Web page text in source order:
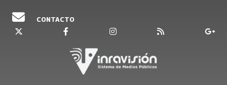
CONTACTO